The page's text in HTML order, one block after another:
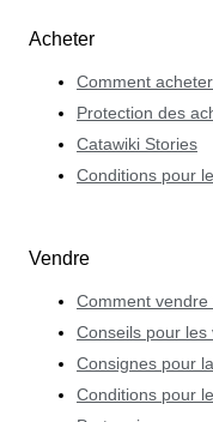
Acheter
Comment
Protection des
Catawiki Stories
Conditions pour
Vendre
Comment vendre
Conseils pour les
Consignes pour
Conditions pour